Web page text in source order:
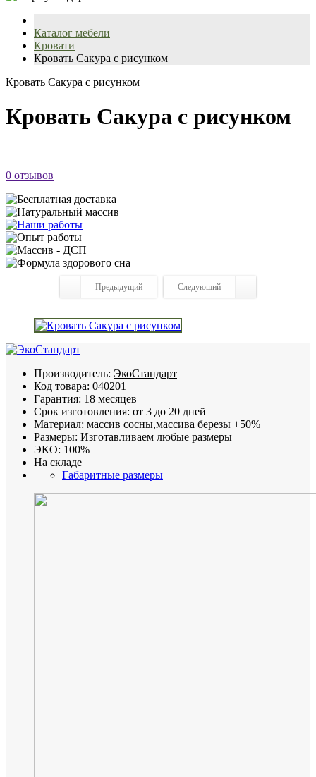
Каталог мебели
Кровати
Кровать Сакура с рисунком
Кровать Сакура с рисунком
Кровать Сакура с рисунком
0 отзывов
Предыдущий Следующий
Производитель: ЭкоСтандарт
Код товара: 040201
Гарантия: 18 месяцев
Срок изготовления: от 3 до 20 дней
Материал: массив сосны,массива березы +50%
Размеры: Изготавливаем любые размеры
ЭКО: 100%
На складе
Габаритные размеры